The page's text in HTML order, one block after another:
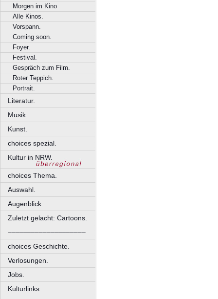
Morgen im Kino
Alle Kinos.
Vorspann.
Coming soon.
Foyer.
Festival.
Gespräch zum Film.
Roter Teppich.
Portrait.
Literatur.
Musik.
Kunst.
choices spezial.
Kultur in NRW.
choices Thema.
Auswahl.
Augenblick
Zuletzt gelacht: Cartoons.
––––––––––––––––––––
choices Geschichte.
Verlosungen.
Jobs.
Kulturlinks